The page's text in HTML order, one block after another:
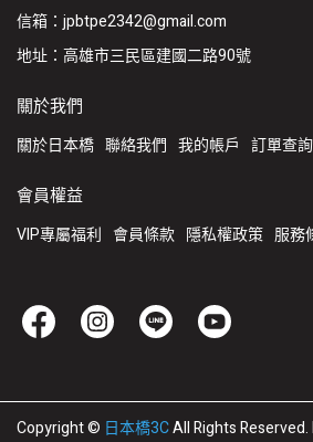
信箱：jpbtpe2342@gmail.com
地址：高雄市三民區建國二路90號
關於我們
關於日本橋 聯絡我們 我的帳戶 訂單查詢
會員權益
VIP專屬福利 會員條款 隱私權政策 服務
Copyright © 日本橋3CAll Rights Reserved.